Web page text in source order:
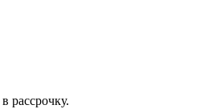
рассрочку.